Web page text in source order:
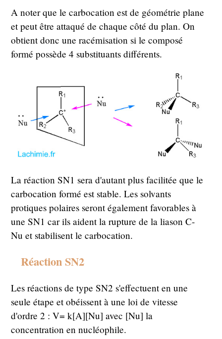
A noter que le carbocation est de géométrie plane
et peut être attaqué de chaque côté du plan. On
obtient donc une racémisation si le composé
formé possède 4 substituants différents.
La réaction SN1 sera d'autant plus facilitée que le
carbocation formé est stable. Les solvants
protiques polaires seront également favorables à
une SN1 car ils aident la rupture de la liason C-
Nu et stabilisent le carbocation.
Réaction SN2
Les réactions de type SN2 s'effectuent en une
seule étape et obéissent à une loi de vitesse
d'ordre 2 : V= k[A][Nu] avec [Nu] la
concentration en nucléophile.